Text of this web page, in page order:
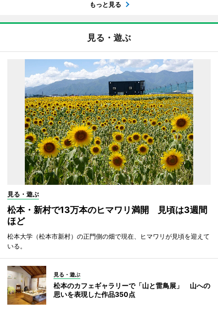
もっと見る
見る・遊ぶ
見る・遊ぶ
松本・新村で13万本のヒマワリ満開 見頃は3週間
ほど
松本大学（松本市新村）の正門側の畑で現在、ヒマワリが見頃を迎えて
いる。
見る・遊ぶ
松本のカフェギャラリーで「山と雷鳥展」 山への
思いを表現した作品350点